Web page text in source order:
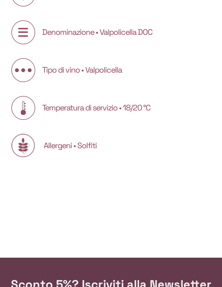
Denominazione • Valpolicella DOC
Tipo di vino • Valpolicella
Temperatura di servizio • 18/20 °C
Allergeni • Solfiti